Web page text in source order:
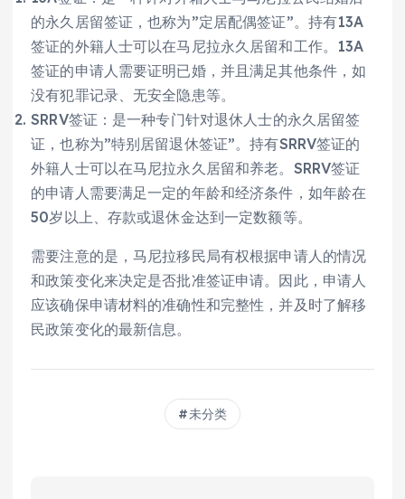
的永久居留签证，也称为”定居配偶签证”。持有13A
签证的外籍人士可以在马尼拉永久居留和工作。13A
签证的申请人需要证明已婚，并且满足其他条件，如
没有犯罪记录、无安全隐患等。
SRRV签证：是一种专门针对退休人士的永久居留签
证，也称为”特别居留退休签证”。持有SRRV签证的
外籍人士可以在马尼拉永久居留和养老。SRRV签证
的申请人需要满足一定的年龄和经济条件，如年龄在
50岁以上、存款或退休金达到一定数额等。
需要注意的是，马尼拉移民局有权根据申请人的情况
和政策变化来决定是否批准签证申请。因此，申请人
应该确保申请材料的准确性和完整性，并及时了解移
民政策变化的最新信息。
未分类